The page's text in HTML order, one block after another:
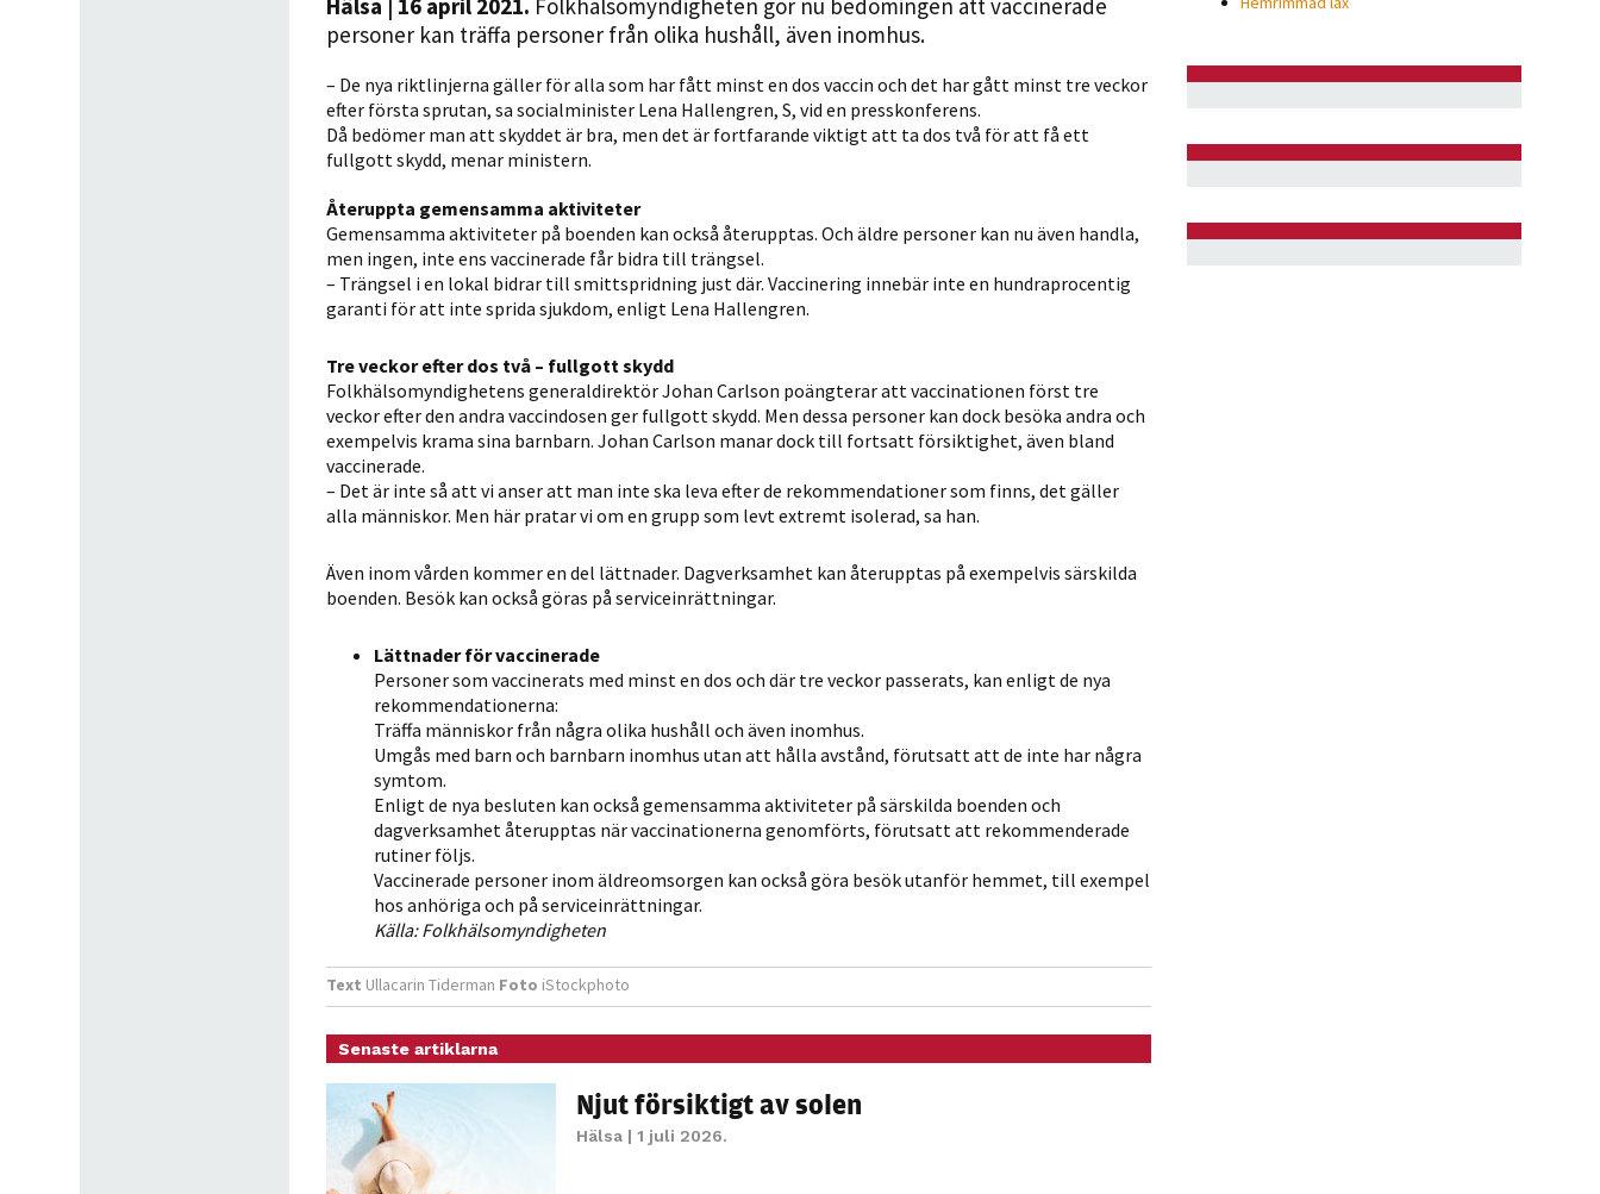
Hälsa | 16 april 2021. Folkhälsomyndigheten gör nu bedömingen att vaccinerade
personer kan träffa personer från olika hushåll, även inomhus.
– De nya riktlinjerna gäller för alla som har fått minst en dos vaccin och det har gått minst tre veckor
efter första sprutan, sa socialminister Lena Hallengren, S, vid en presskonferens.
Då bedömer man att skyddet är bra, men det är fortfarande viktigt att ta dos två för att få ett
fullgott skydd, menar ministern.
Återuppta gemensamma aktiviteter
Gemensamma aktiviteter på boenden kan också återupptas. Och äldre personer kan nu även handla,
men ingen, inte ens vaccinerade får bidra till trängsel.
– Trängsel i en lokal bidrar till smittspridning just där. Vaccinering innebär inte en hundraprocentig
garanti för att inte sprida sjukdom, enligt Lena Hallengren.
Tre veckor efter dos två – fullgott skydd
Folkhälsomyndighetens generaldirektör Johan Carlson poängterar att vaccinationen först tre
veckor efter den andra vaccindosen ger fullgott skydd. Men dessa personer kan dock besöka andra och
exempelvis krama sina barnbarn. Johan Carlson manar dock till fortsatt försiktighet, även bland
vaccinerade.
– Det är inte så att vi anser att man inte ska leva efter de rekommendationer som finns, det gäller
alla människor. Men här pratar vi om en grupp som levt extremt isolerad, sa han.
Även inom vården kommer en del lättnader. Dagverksamhet kan återupptas på exempelvis särskilda
boenden. Besök kan också göras på serviceinrättningar.
Lättnader för vaccinerade
Personer som vaccinerats med minst en dos och där tre veckor passerats, kan enligt de nya
rekommendationerna:
Träffa människor från några olika hushåll och även inomhus.
Umgås med barn och barnbarn inomhus utan att hålla avstånd, förutsatt att de inte har några
symtom.
Enligt de nya besluten kan också gemensamma aktiviteter på särskilda boenden och
dagverksamhet återupptas när vaccinationerna genomförts, förutsatt att rekommenderade
rutiner följs.
Vaccinerade personer inom äldreomsorgen kan också göra besök utanför hemmet, till exempel
hos anhöriga och på serviceinrättningar.
Källa: Folkhälsomyndigheten
Text Ullacarin Tiderman Foto iStockphoto
Senaste artiklarna
Njut försiktigt av solen
Hälsa| 1 juli 2026.
Statistik
kunna
förbättra
hemsidans
uppbyggnad,
hur hemsidan
Upplevelse
För att vår
prestera så
bra som
ditt besök.
kommer viss
att försvinna
hemsidan.
Marknadsföring
intressen och ditt
beteende när du
surfar ökar du
chansen att få se
anpassat innehåll